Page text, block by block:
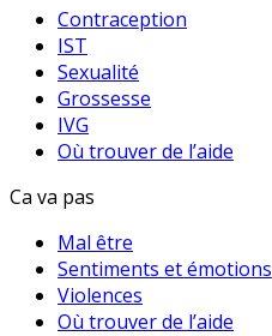
Contraception
IST
Sexualité
Grossesse
IVG
Où trouver de l’aide
Ca va pas
Mal être
Sentiments et émotions
Violences
Où trouver de l’aide